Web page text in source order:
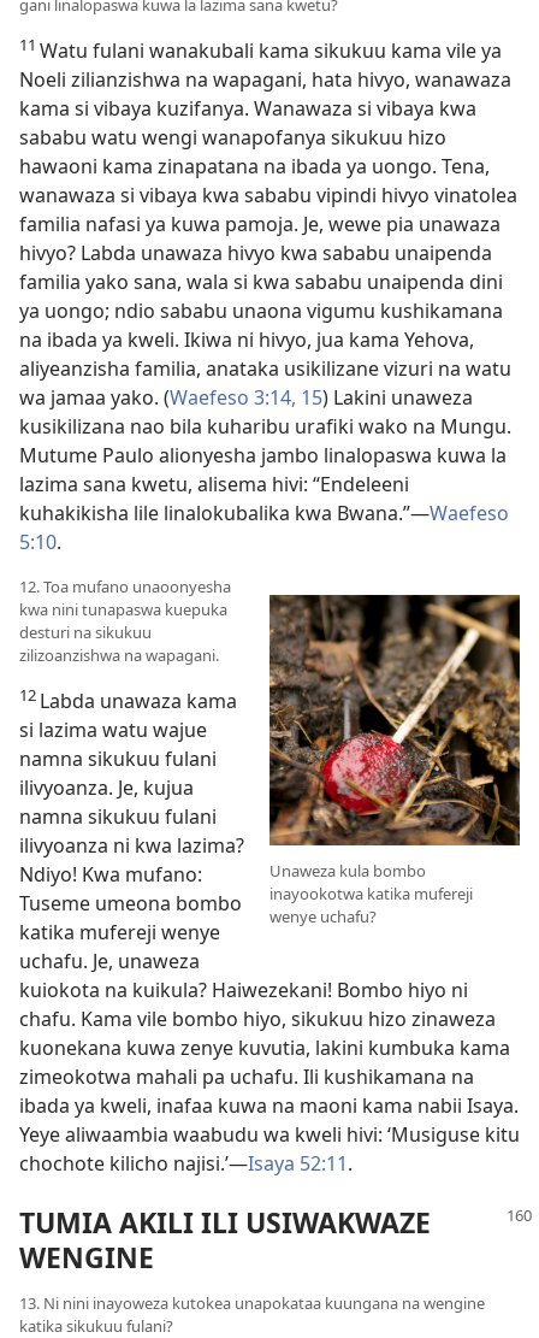
gani linalopaswa kuwa la lazima sana kwetu?
11 Watu fulani wanakubali kama sikukuu kama vile ya
Noeli zilianzishwa na wapagani, hata hivyo, wanawaza
kama si vibaya kuzifanya. Wanawaza si vibaya kwa
sababu watu wengi wanapofanya sikukuu hizo
hawaoni kama zinapatana na ibada ya uongo. Tena,
wanawaza si vibaya kwa sababu vipindi hivyo vinatolea
familia nafasi ya kuwa pamoja. Je, wewe pia unawaza
hivyo? Labda unawaza hivyo kwa sababu unaipenda
familia yako sana, wala si kwa sababu unaipenda dini
ya uongo; ndio sababu unaona vigumu kushikamana
na ibada ya kweli. Ikiwa ni hivyo, jua kama Yehova,
aliyeanzisha familia, anataka usikilizane vizuri na watu
wa jamaa yako. (Waefeso 3:14, 15) Lakini unaweza
kusikilizana nao bila kuharibu urafiki wako na Mungu.
Mutume Paulo alionyesha jambo linalopaswa kuwa la
lazima sana kwetu, alisema hivi: “Endeleeni
kuhakikisha lile linalokubalika kwa Bwana.”​—Waefeso
5:10.
Unaweza kula bombo
inayookotwa katika mufereji
wenye uchafu?
12. Toa mufano unaoonyesha
kwa nini tunapaswa kuepuka
desturi na sikukuu
zilizoanzishwa na wapagani.
12 Labda unawaza kama
si lazima watu wajue
namna sikukuu fulani
ilivyoanza. Je, kujua
namna sikukuu fulani
ilivyoanza ni kwa lazima?
Ndiyo! Kwa mufano:
Tuseme umeona bombo
katika mufereji wenye
uchafu. Je, unaweza
kuiokota na kuikula? Haiwezekani! Bombo hiyo ni
chafu. Kama vile bombo hiyo, sikukuu hizo zinaweza
kuonekana kuwa zenye kuvutia, lakini kumbuka kama
zimeokotwa mahali pa uchafu. Ili kushikamana na
ibada ya kweli, inafaa kuwa na maoni kama nabii Isaya.
Yeye aliwaambia waabudu wa kweli hivi: ‘Musiguse kitu
chochote kilicho najisi.’​—Isaya 52:11.
TUMIA AKILI ILI USIWAKWAZE
WENGINE
13. Ni nini inayoweza kutokea unapokataa kuungana na wengine
katika sikukuu fulani?